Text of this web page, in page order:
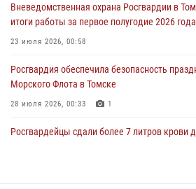
27 июля 2026, 00:18
Вневедомственная охрана Росгвардии в
итоги работы за первое полугодие 2026 года
23 июля 2026, 00:58
Росгвардия обеспечила безопасность
Морского Флота в Томске
28 июля 2026, 00:33 1
Росгвардейцы сдали более 7 литров крови